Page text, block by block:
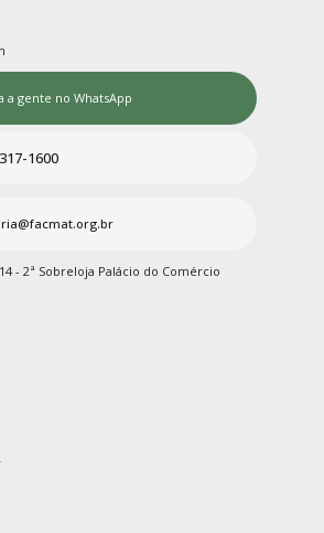
a gente no WhatsApp
1600
- 2ª Sobreloja Palácio do Comércio